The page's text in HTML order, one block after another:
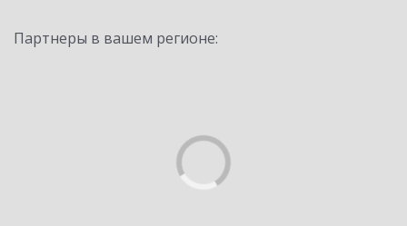
Партнеры в вашем регионе: